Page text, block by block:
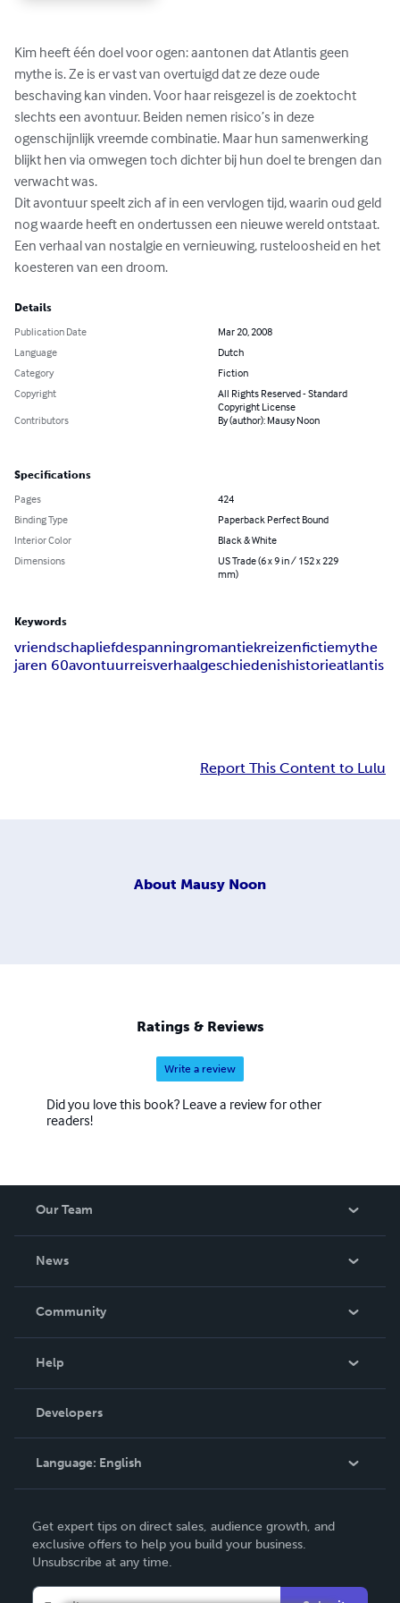
Kim heeft één doel voor ogen: aantonen dat Atlantis geen
mythe is. Ze is er vast van overtuigd dat ze deze oude
beschaving kan vinden. Voor haar reisgezel is de zoektocht
slechts een avontuur. Beiden nemen risico’s in deze
ogenschijnlijk vreemde combinatie. Maar hun samenwerking
blijkt hen via omwegen toch dichter bij hun doel te brengen dan
verwacht was.
Dit avontuur speelt zich af in een vervlogen tijd, waarin oud geld
nog waarde heeft en ondertussen een nieuwe wereld ontstaat.
Een verhaal van nostalgie en vernieuwing, rusteloosheid en het
koesteren van een droom.
Details
Publication Date
Mar 20, 2008
Language
Dutch
Category
Fiction
Copyright
All Rights Reserved - Standard
Copyright License
Contributors
By (author): Mausy Noon
Specifications
Pages
424
Binding Type
Paperback Perfect Bound
Interior Color
Black & White
Dimensions
US Trade (6 x 9 in / 152 x 229
mm)
Keywords
vriendschapliefdespanningromantiekreizenfictiemythe
jaren 60avontuurreisverhaalgeschiedenishistorieatlantis
Report This Content to Lulu
About Mausy Noon
Ratings & Reviews
Write a review
Did you love this book? Leave a review for other
readers!
Our Team
News
In The News
Community
Podcast
Help
Order Lookup
Knowledge Base
Contact Support
Developers
Language: English
Deutsch
Français
Get expert tips on direct sales, audience growth, and
exclusive offers to help you build your business.
Unsubscribe at any time.